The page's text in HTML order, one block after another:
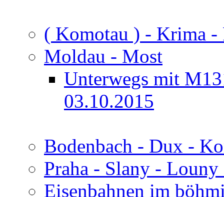
( Komotau ) - Krima -
Moldau - Most
Unterwegs mit
03.10.2015
Bodenbach - Dux -
Praha - Slany -
Eisenbahnen im